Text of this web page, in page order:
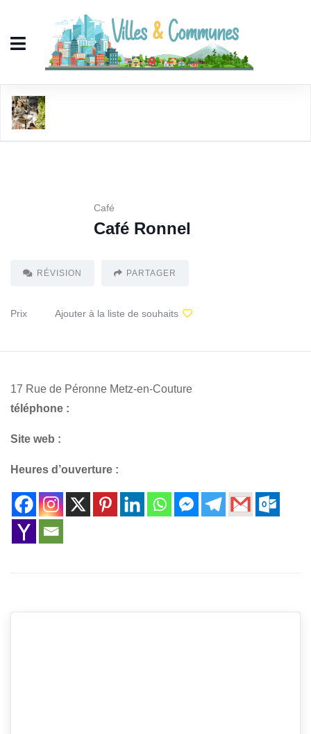
Café
Café Ronnel
RÉVISION PARTAGER
Prix Ajouter à la liste de souhaits
17 Rue de Péronne Metz-en-Couture
téléphone :
Site web :
Heures d’ouverture :